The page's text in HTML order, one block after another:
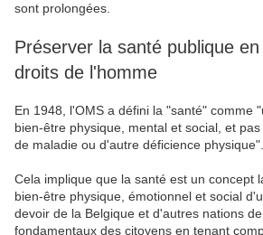
sont prolongées.
Préserver la santé publique
droits de l'homme
En 1948, l'OMS a défini la "santé" comme
bien-être physique, mental et social, et
de maladie ou d'autre déficience physique".
Cela implique que la santé est un concept
bien-être physique, émotionnel et social
devoir de la Belgique et d'autres nations
fondamentaux des citoyens en tenant